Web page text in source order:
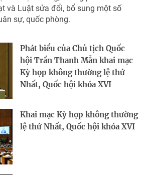
và Luật sửa đổi, bổ sung một số
sự, quốc phòng.
Phát biểu của Chủ tịch Quốc
hội Trần Thanh Mẫn khai mạc
Kỳ họp không thường lệ thứ
Nhất, Quốc hội khóa XVI
Khai mạc Kỳ họp không thường
lệ thứ Nhất, Quốc hội khóa XVI